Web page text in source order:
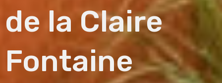
de la Claire
Fontaine